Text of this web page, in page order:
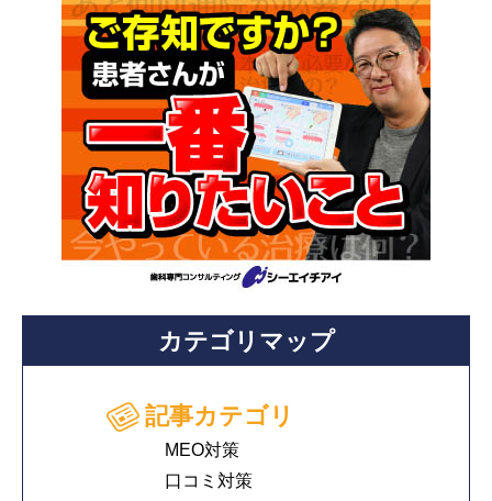
カテゴリマップ
記事カテゴリ
MEO対策
口コミ対策